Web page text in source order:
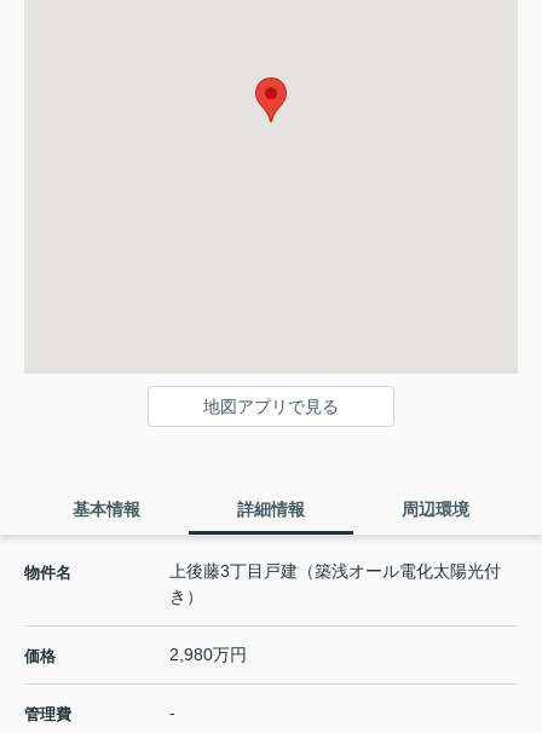
地図アプリで見る
基本情報 詳細情報 周辺環境
物件名
上後藤3丁目戸建（築浅オール電化太陽光付
き）
価格 2,980万円
管理費 -